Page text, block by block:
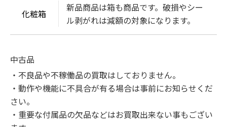
化粧箱
新品商品は箱も商品です。破損やシー
ル剥がれは減額の対象になります。
中古品
・不良品や不稼働品の買取はしておりません。
・動作や機能に不具合が有る場合は事前にお知らせくだ
さい。
・重要な付属品の欠品などはお買取出来ない事もござい